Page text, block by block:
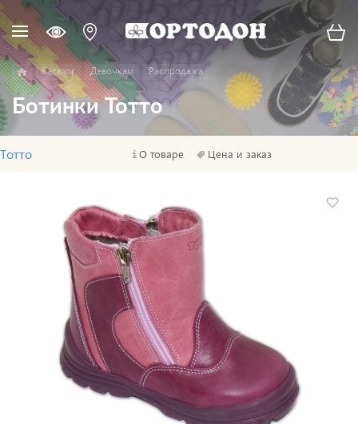
Каталог Девочкам Распродажа
Ботинки Тотто
Тотто О товаре Цена и заказ